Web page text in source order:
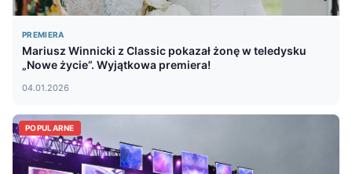
PREMIERA
Mariusz Winnicki z Classic pokazał żonę w teledysku
„Nowe życie”. Wyjątkowa premiera!
04.01.2026
POPULARNE